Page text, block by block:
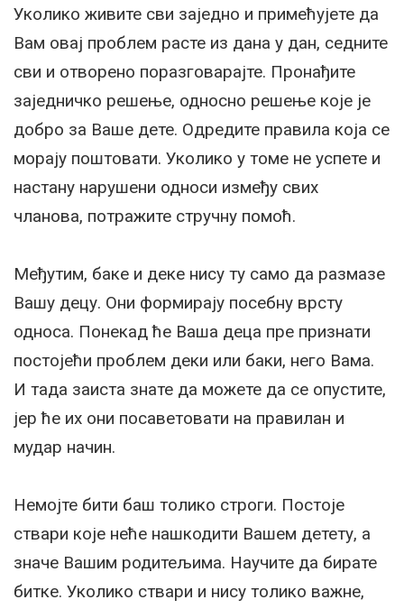
Уколико живите сви заједно и примећујете да
Вам овај проблем расте из дана у дан, седните
сви и отворено поразговарајте. Пронађите
заједничко решење, односно решење које је
добро за Ваше дете. Одредите правила која се
морају поштовати. Уколико у томе не успете и
настану нарушени односи између свих
чланова, потражите стручну помоћ.
Међутим, баке и деке нису ту само да размазе
Вашу децу. Они формирају посебну врсту
односа. Понекад ће Ваша деца пре признати
постојећи проблем деки или баки, него Вама.
И тада заиста знате да можете да се опустите,
јер ће их они посаветовати на правилан и
мудар начин.
Немојте бити баш толико строги. Постоје
ствари које неће нашкодити Вашем детету, а
значе Вашим родитељима. Научите да бирате
битке. Уколико ствари и нису толико важне,